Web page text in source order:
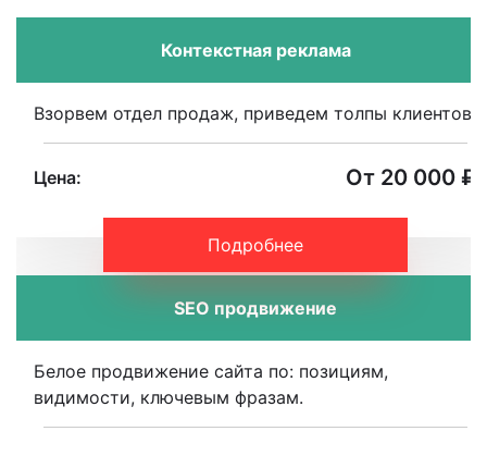
Контекстная реклама
Взорвем отдел продаж, приведем толпы клиентов.
Цена: От 20 000 ₽
Подробнее
SEO продвижение
Белое продвижение сайта по: позициям,
видимости, ключевым фразам.